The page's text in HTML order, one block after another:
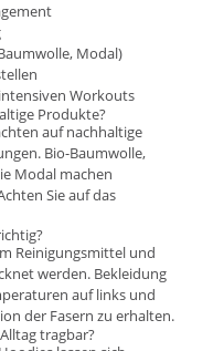
Modal)
Workouts
Produkte?
auf nachhaltige
Bio-Baumwolle,
Modal machen
Sie auf das
Reinigungsmittel und
werden. Bekleidung
auf links und
der Fasern zu erhalten.
tragbar?